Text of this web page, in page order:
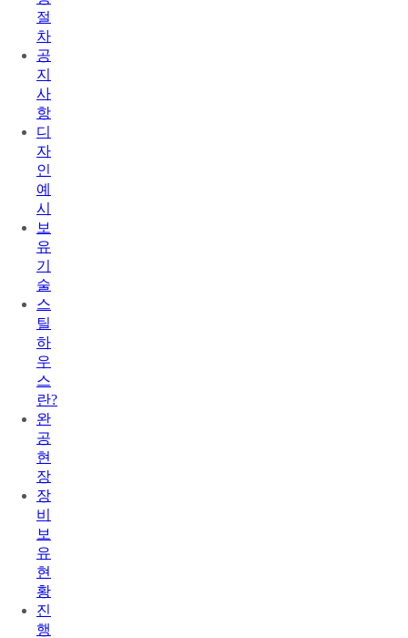
절
차
공
지
사
항
디
자
인
예
시
보
유
기
술
스
틸
하
우
스
란?
완
공
현
장
장
비
보
유
현
황
진
행